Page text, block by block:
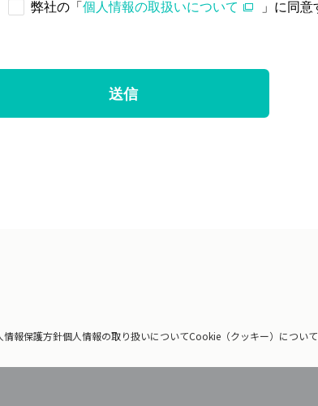
情報保護方針個人情報の取り扱いについてCookie（クッキー）について